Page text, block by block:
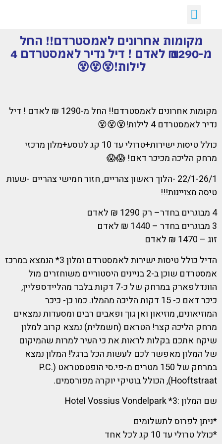
מקומות אחרונים לאמסטרדם!! החל
מ-1290 ₪ לאדם ! דיל נדיר לאמסטרדם 4
לילות!😵😵😵
מקומות אחרונים לאמסטרדם!! החל מ-1290 ₪ לאדם ! דיל
נדיר לאמסטרדם 4 לילות!😵😵😵
כולל טיסות ישירות+טרולי עד 10 קג לנוסע+מלון מרכזי
מרחק הליכה מכיכר דאם! 😱😱
22/1-26/1 -הלוך ראשון צהריים, חזור חמישי צהריים -שעות
טיסה מצויינות!!!
4 מבוגרים בחדר– רק 1290 ₪ לאדם
3 מבוגרים בחדר – 1440 ₪ לאדם
זוג – 1470 ₪ לאדם
הדיל כולל טיסות ישירות לאמסטרדם ומלון 3* הנמצא במרכז
אמסטרדם שוכן ב-2 בניינים היסטוריים משוחזרים מול
הוונדלפארק במרחק של כ-7 דקות בלבד מהליידספליין,
כיכר דאם כ- 15 דקות הליכה מהמלו. כמו כן- כיכר
המוזיאונים, מוזיאון ואן גוך ופאבים רבים ומסעדות נמצאים
מרחק הליכה קצר! הטראם (חשמלית) נמצא קרוב למלון
שיקח אתכם בקלות לראות את כי העיר למרות שהמיקום
של המלון מאפשר לכם לעשות הכל ברגל! המלון נמצא
במרחק של 150 מטרים מ-פי.סי הופטסטראט (P.C.
Hooftstraat), הכולל בוטיקי יוקרה מפורסמים.
שם המלון :3* Hotel Vossius Vondelpark
*ניתן לפרוס לתשלומים
*כולל טרולי עד 10 קג לכל אחד